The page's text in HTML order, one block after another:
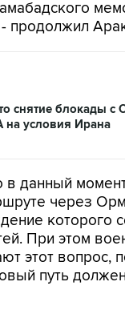
продолжил
снятие блокады с
на условия Ирана
в данный
через
которого
При этом
этот вопрос,
путь